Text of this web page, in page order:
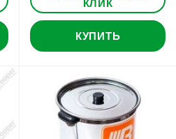
КЛИК
КУПИТЬ